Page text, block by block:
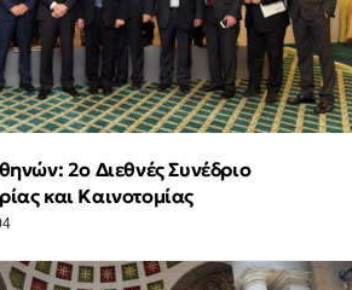
2ο Διεθνές Συνέδριο
και Καινοτομίας